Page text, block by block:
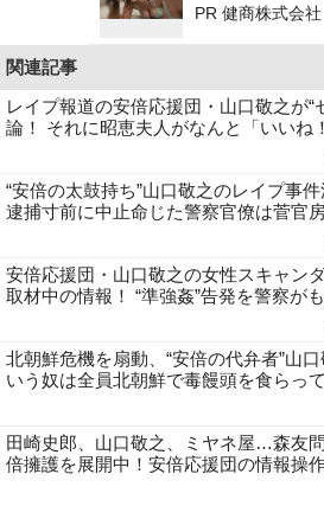
朝まで絶好調
PR 健商株式会社
関連記事
レイプ報道の安倍応援団・山口敬之が“
論！ それに昭恵夫人がなんと「いいね
“安倍の太鼓持ち”山口敬之のレイプ事
逮捕寸前に中止命じた警察官僚は菅官
安倍応援団・山口敬之の女性スキャン
取材中の情報！ “準強姦”告発を警察が
北朝鮮危機を扇動、“安倍の代弁者”山
いう奴は全員北朝鮮で毒饅頭を食らっ
田崎史郎、山口敬之、ミヤネ屋…森友
倍擁護を展開中！安倍応援団の情報操